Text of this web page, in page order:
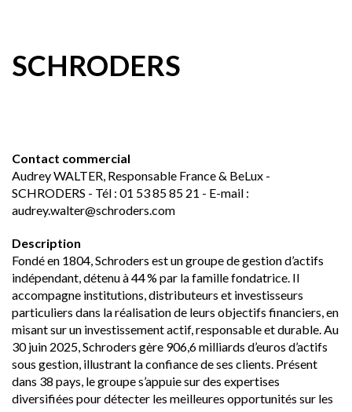
SCHRODERS
Contact commercial
Audrey WALTER, Responsable France & BeLux -
SCHRODERS - Tél : 01 53 85 85 21 - E-mail :
audrey.walter@schroders.com
Description
Fondé en 1804, Schroders est un groupe de gestion d’actifs
indépendant, détenu à 44 % par la famille fondatrice. Il
accompagne institutions, distributeurs et investisseurs
particuliers dans la réalisation de leurs objectifs financiers, en
misant sur un investissement actif, responsable et durable. Au
30 juin 2025, Schroders gère 906,6 milliards d’euros d’actifs
sous gestion, illustrant la confiance de ses clients. Présent
dans 38 pays, le groupe s’appuie sur des expertises
diversifiées pour détecter les meilleures opportunités sur les